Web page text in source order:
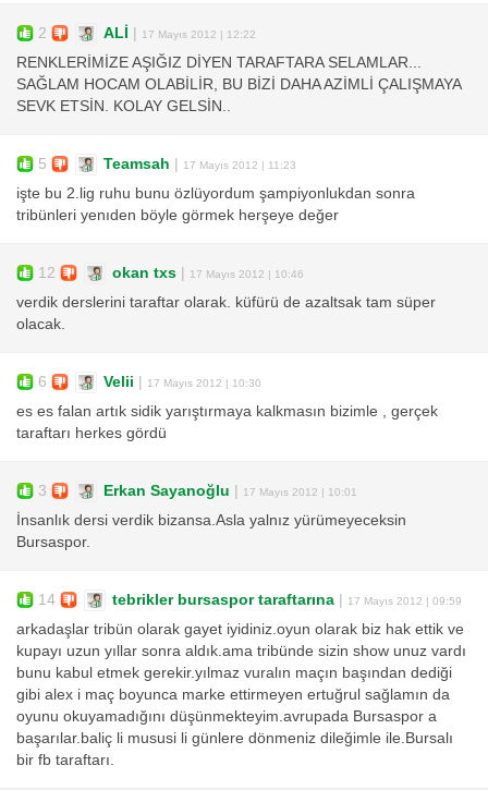
2 ALİ | 17 Mayıs 2012 | 12:22
RENKLERİMİZE AŞIĞIZ DİYEN TARAFTARA SELAMLAR...
SAĞLAM HOCAM OLABİLİR, BU BİZİ DAHA AZİMLİ ÇALIŞMAYA
SEVK ETSİN. KOLAY GELSİN..
5 Teamsah | 17 Mayıs 2012 | 11:23
işte bu 2.lig ruhu bunu özlüyordum şampiyonlukdan sonra
tribünleri yenıden böyle görmek herşeye değer
12 okan txs | 17 Mayıs 2012 | 10:46
verdik derslerini taraftar olarak. küfürü de azaltsak tam süper
olacak.
6 Velii | 17 Mayıs 2012 | 10:30
es es falan artık sidik yarıştırmaya kalkmasın bizimle , gerçek
taraftarı herkes gördü
3 Erkan Sayanoğlu | 17 Mayıs 2012 | 10:01
İnsanlık dersi verdik bizansa.Asla yalnız yürümeyeceksin
Bursaspor.
14 tebrikler bursaspor taraftarına | 17 Mayıs 2012 | 09:59
arkadaşlar tribün olarak gayet iyidiniz.oyun olarak biz hak ettik ve
kupayı uzun yıllar sonra aldık.ama tribünde sizin show unuz vardı
bunu kabul etmek gerekir.yılmaz vuralın maçın başından dediği
gibi alex i maç boyunca marke ettirmeyen ertuğrul sağlamın da
oyunu okuyamadığını düşünmekteyim.avrupada Bursaspor a
başarılar.baliç li mususi li günlere dönmeniz dileğimle ile.Bursalı
bir fb taraftarı.